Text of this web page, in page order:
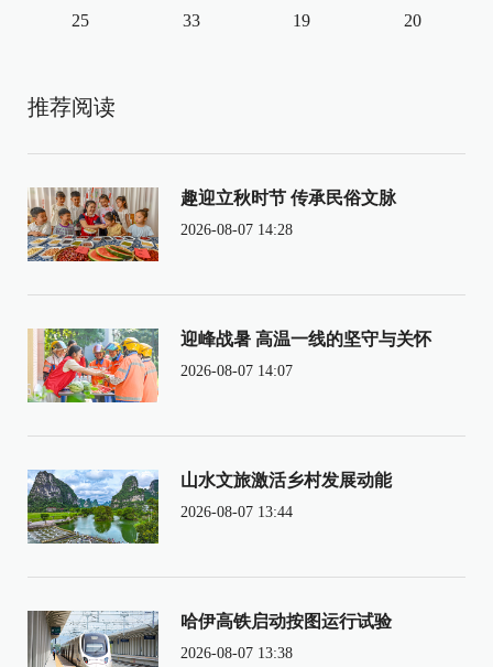
25 33 19 20
推荐阅读
趣迎立秋时节 传承民俗文脉
2026-08-07 14:28
迎峰战暑 高温一线的坚守与关怀
2026-08-07 14:07
山水文旅激活乡村发展动能
2026-08-07 13:44
哈伊高铁启动按图运行试验
2026-08-07 13:38